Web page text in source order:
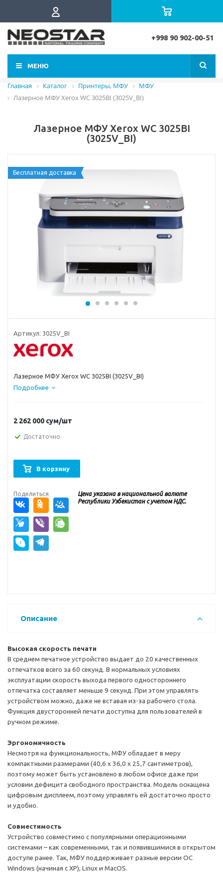
+998 90 902-00-51
МЕНЮ
Главная Каталог Принтеры, МФУ
МФУ
Лазерное МФУ Xerox WC 3025BI (3025V_BI)
Лазерное МФУ Xerox WC 3025BI
(3025V_BI)
Бесплатная доставка
Артикул: 3025V_BI
Лазерное МФУ Xerox WC 3025BI (3025V_BI)
Подробнее
2 262 000 сум/шт
Достаточно
В корзину
Поделиться
Цена указана в национальной валюте
Республики Узбекистан с учетом НДС.
Описание
Высокая скорость печати
В среднем печатное устройство выдает до 20 качественных
отпечатков всего за 60 секунд. В нормальных условиях
эксплуатации скорость выхода первого одностороннего
отпечатка составляет меньше 9 секунд. При этом управлять
устройством можно, даже не вставая из-за рабочего стола.
Функция двусторонней печати доступна для пользователей в
ручном режиме.
Эргономичность
Несмотря на функциональность, МФУ обладает в меру
компактными размерами (40,6 x 36,0 x 25,7 сантиметров),
поэтому может быть установлено в любом офисе даже при
условии дефицита свободного пространства. Модель оснащена
цифровым дисплеем, поэтому управлять ей достаточно просто
и удобно.
Совместимость
Устройство совместимо с популярными операционными
системами – как современными, так и появившимися в открытом
доступе ранее. Так, МФУ поддерживает разные версии ОС
Windows (начиная с XP), Linux и MacOS.